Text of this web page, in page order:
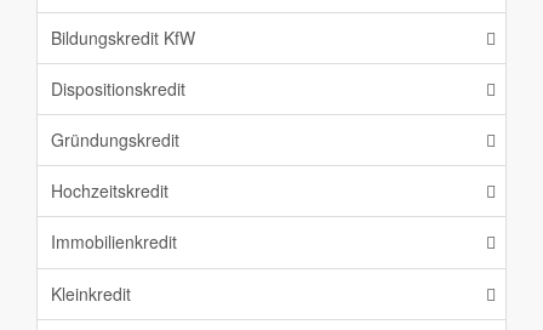
Bildungskredit KfW
Dispositionskredit
Gründungskredit
Hochzeitskredit
Immobilienkredit
Kleinkredit